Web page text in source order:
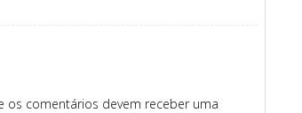
comentários devem receber uma